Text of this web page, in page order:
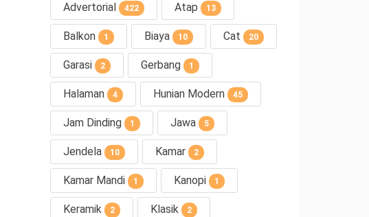
Advertorial 422 Atap 13
Balkon 1 Biaya 10 Cat 20
Garasi 2 Gerbang 1
Halaman 4 Hunian Modern 45
Jam Dinding 1 Jawa 5
Jendela 10 Kamar 2
Kamar Mandi 1 Kanopi 1
Keramik 2 Klasik 2